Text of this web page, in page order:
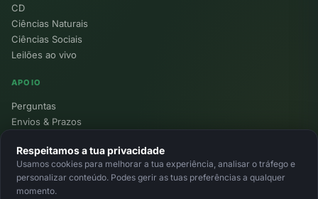
CD
Ciências Naturais
Ciências Sociais
Leilões ao vivo
APOIO
Perguntas
Envios & Prazos
Devoluções
Minha Conta
Respeitamos a tua privacidade
Usamos cookies para melhorar a tua experiência, analisar o tráfego e
personalizar conteúdo. Podes gerir as tuas preferências a qualquer
momento.